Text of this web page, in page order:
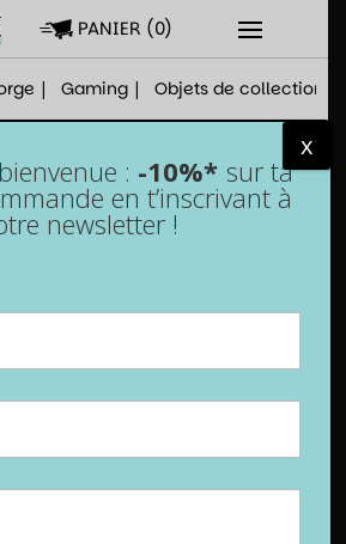
PANIER (0)
Gaming Objets de collection
: -10%* sur ta
en t’inscrivant à
newsletter !
x